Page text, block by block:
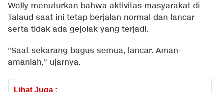
Welly menuturkan bahwa aktivitas masyarakat di
Talaud saat ini tetap berjalan normal dan lancar
serta tidak ada gejolak yang terjadi.
"Saat sekarang bagus semua, lancar. Aman-
amanlah," ujarnya.
Lihat Juga :